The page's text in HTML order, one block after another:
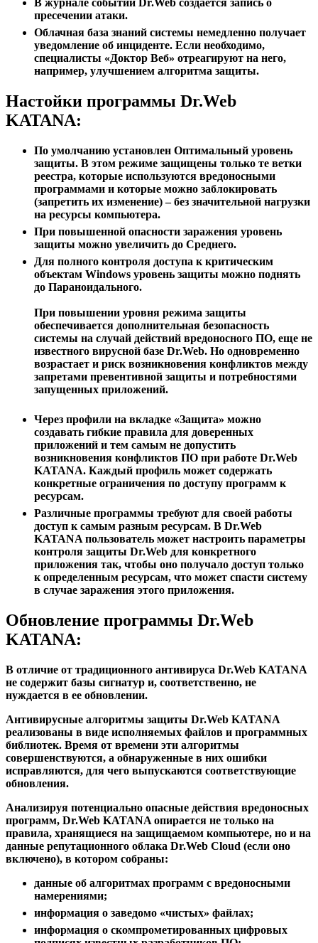
В журнале событий Dr.Web создается запись о
пресечении атаки.
Облачная база знаний системы немедленно получает
уведомление об инциденте. Если необходимо,
специалисты «Доктор Веб» отреагируют на него,
например, улучшением алгоритма защиты.
Настойки программы Dr.Web
KATANA:
По умолчанию установлен Оптимальный уровень
защиты. В этом режиме защищены только те ветки
реестра, которые используются вредоносными
программами и которые можно заблокировать
(запретить их изменение) – без значительной нагрузки
на ресурсы компьютера.
При повышенной опасности заражения уровень
защиты можно увеличить до Среднего.
Для полного контроля доступа к критическим
объектам Windows уровень защиты можно поднять
до Параноидального.
При повышении уровня режима защиты
обеспечивается дополнительная безопасность
системы на случай действий вредоносного ПО, еще не
известного вирусной базе Dr.Web. Но одновременно
возрастает и риск возникновения конфликтов между
запретами превентивной защиты и потребностями
запущенных приложений.
Через профили на вкладке «Защита» можно
создавать гибкие правила для доверенных
приложений и тем самым не допустить
возникновения конфликтов ПО при работе Dr.Web
KATANA. Каждый профиль может содержать
конкретные ограничения по доступу программ к
ресурсам.
Различные программы требуют для своей работы
доступ к самым разным ресурсам. В Dr.Web
KATANA пользователь может настроить параметры
контроля защиты Dr.Web для конкретного
приложения так, чтобы оно получало доступ только
к определенным ресурсам, что может спасти систему
в случае заражения этого приложения.
Обновление программы Dr.Web
KATANA:
В отличие от традиционного антивируса Dr.Web KATANA
не содержит базы сигнатур и, соответственно, не
нуждается в ее обновлении.
Антивирусные алгоритмы защиты Dr.Web KATANA
реализованы в виде исполняемых файлов и программных
библиотек. Время от времени эти алгоритмы
совершенствуются, а обнаруженные в них ошибки
исправляются, для чего выпускаются соответствующие
обновления.
Aнализируя потенциально опасные действия вредоносных
программ, Dr.Web KATANA опирается не только на
правила, хранящиеся на защищаемом компьютере, но и на
данные репутационного облака Dr.Web Cloud (если оно
включено), в котором собраны:
данные об алгоритмах программ с вредоносными
намерениями;
информация о заведомо «чистых» файлах;
информация о скомпрометированных цифровых